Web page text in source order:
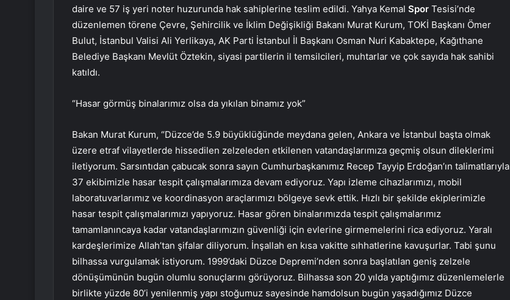
daire ve 57 iş yeri noter huzurunda hak sahiplerine teslim edildi. Yahya Kemal Spor Tesisi’nde
düzenlemen törene Çevre, Şehircilik ve İklim Değişikliği Bakanı Murat Kurum, TOKİ Başkanı Ömer
Bulut, İstanbul Valisi Ali Yerlikaya, AK Parti İstanbul İl Başkanı Osman Nuri Kabaktepe, Kağıthane
Belediye Başkanı Mevlüt Öztekin, siyasi partilerin il temsilcileri, muhtarlar ve çok sayıda hak sahibi
katıldı.
“Hasar görmüş binalarımız olsa da yıkılan binamız yok”
Bakan Murat Kurum, “Düzce’de 5.9 büyüklüğünde meydana gelen, Ankara ve İstanbul başta olmak
üzere etraf vilayetlerde hissedilen zelzeleden etkilenen vatandaşlarımıza geçmiş olsun dileklerimi
iletiyorum. Sarsıntıdan çabucak sonra sayın Cumhurbaşkanımız Recep Tayyip Erdoğan’ın talimatlarıyla
37 ekibimizle hasar tespit çalışmalarımıza devam ediyoruz. Yapı izleme cihazlarımızı, mobil
laboratuvarlarımız ve koordinasyon araçlarımızı bölgeye sevk ettik. Hızlı bir şekilde ekiplerimizle
hasar tespit çalışmalarımızı yapıyoruz. Hasar gören binalarımızda tespit çalışmalarımız
tamamlanıncaya kadar vatandaşlarımızın güvenliği için evlerine girmemelerini rica ediyoruz. Yaralı
kardeşlerimize Allah’tan şifalar diliyorum. İnşallah en kısa vakitte sıhhatlerine kavuşurlar. Tabi şunu
bilhassa vurgulamak istiyorum. 1999’daki Düzce Depremi’nden sonra başlatılan geniş zelzele
dönüşümünün bugün olumlu sonuçlarını görüyoruz. Bilhassa son 20 yılda yaptığımız düzenlemelerle
birlikte yüzde 80’i yenilenmiş yapı stoğumuz sayesinde hamdolsun bugün yaşadığımız Düzce